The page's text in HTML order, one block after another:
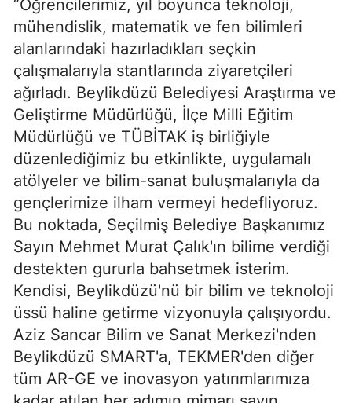
“Öğrencilerimiz, yıl boyunca teknoloji,
mühendislik, matematik ve fen bilimleri
alanlarındaki hazırladıkları seçkin
çalışmalarıyla stantlarında ziyaretçileri
ağırladı. Beylikdüzü Belediyesi Araştırma ve
Geliştirme Müdürlüğü, İlçe Milli Eğitim
Müdürlüğü ve TÜBİTAK iş birliğiyle
düzenlediğimiz bu etkinlikte, uygulamalı
atölyeler ve bilim-sanat buluşmalarıyla da
gençlerimize ilham vermeyi hedefliyoruz.
Bu noktada, Seçilmiş Belediye Başkanımız
Sayın Mehmet Murat Çalık'ın bilime verdiği
destekten gururla bahsetmek isterim.
Kendisi, Beylikdüzü'nü bir bilim ve teknoloji
üssü haline getirme vizyonuyla çalışıyordu.
Aziz Sancar Bilim ve Sanat Merkezi'nden
Beylikdüzü SMART'a, TEKMER'den diğer
tüm AR-GE ve inovasyon yatırımlarımıza